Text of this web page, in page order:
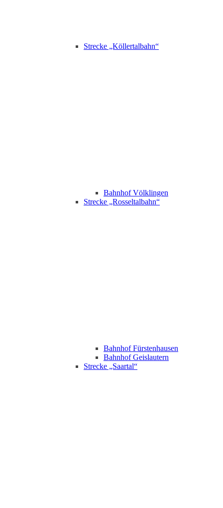
Strecke „Köllertalbahn“
Bahnhof Völklingen
Strecke „Rosseltalbahn“
Bahnhof Fürstenhausen
Bahnhof Geislautern
Strecke „Saartal“